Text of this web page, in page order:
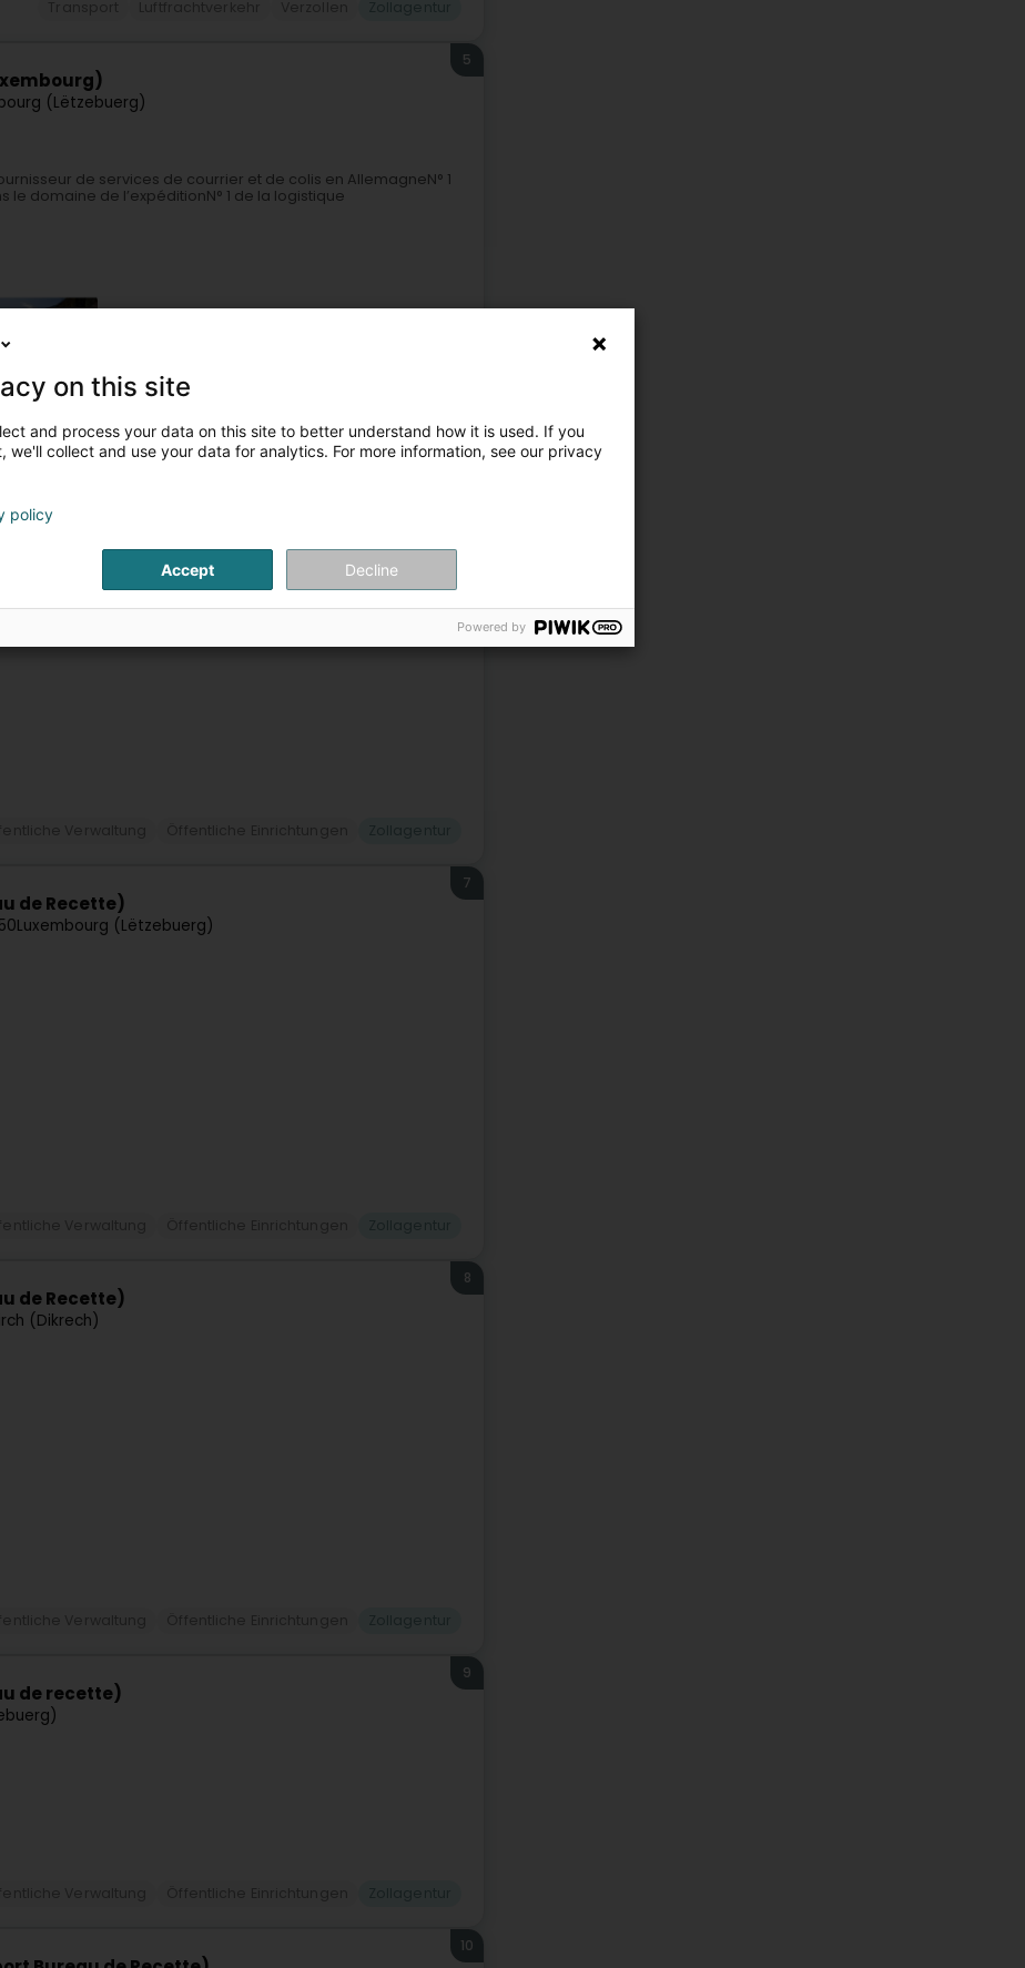
(Lëtzebuerg)
5
de services de courrier et de colis en AllemagneN° 1
domaine de l’expéditionN° 1 de la logistique
und Seewege Internationale Transporte Zollagentur
Autos)
de Recette)
Luxembourg (Lëtzebuerg)
7
de Recette)
(Dikrech)
8
de recette)
9
10
on this site
and process your data on this site to better understand how it is used. If you
we'll collect and use your data for analytics. For more information, see our privacy
policy
Accept Decline
Powered by